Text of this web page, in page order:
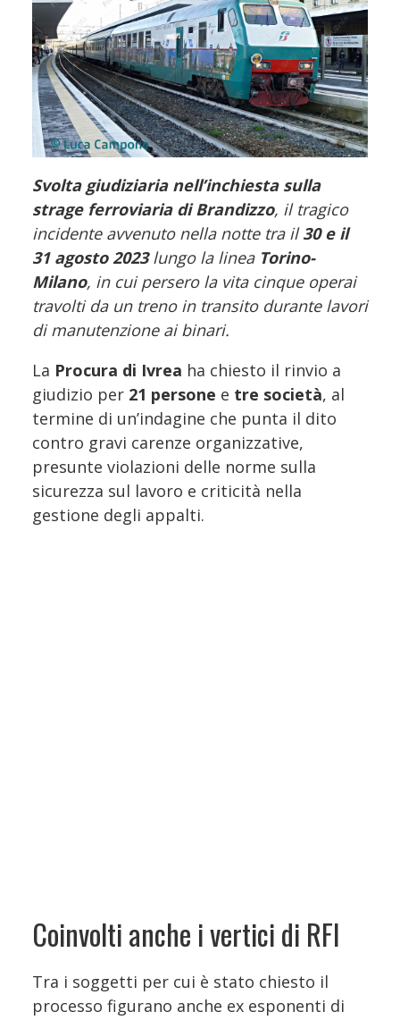
Svolta giudiziaria nell’inchiesta sulla
strage ferroviaria di Brandizzo, il tragico
incidente avvenuto nella notte tra il30 e il
31 agosto 2023lungo la linea Torino-
Milano, in cui persero la vita cinque operai
travolti da un treno in transito durante lavori
di manutenzione ai binari.
La Procura di Ivrea ha chiesto il rinvio a
giudizio per 21 persone e tre società, al
termine di un’indagine che punta il dito
contro gravi carenze organizzative,
presunte violazioni delle norme sulla
sicurezza sul lavoro e criticità nella
gestione degli appalti.
Coinvolti anche i vertici di RFI
Tra i soggetti per cui è stato chiesto il
processo figurano anche ex esponenti di